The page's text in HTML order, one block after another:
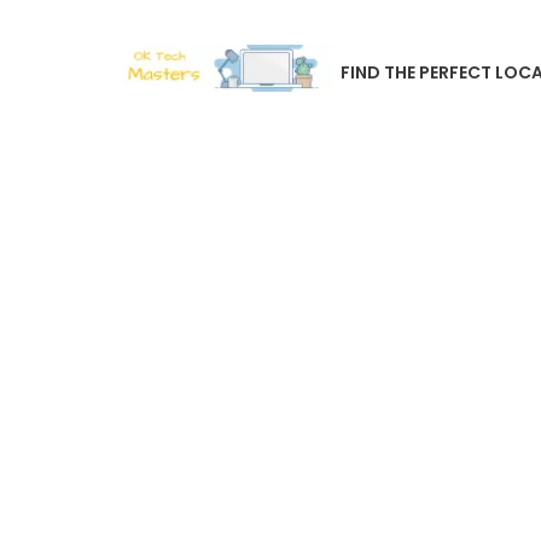
FIND THE PERFECT